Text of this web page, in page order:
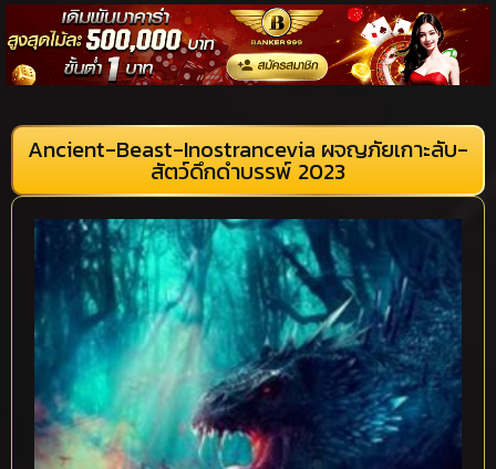
Ancient-Beast-Inostrancevia ผจญภัยเกาะลับ-
สัตว์ดึกดำบรรพ์ 2023